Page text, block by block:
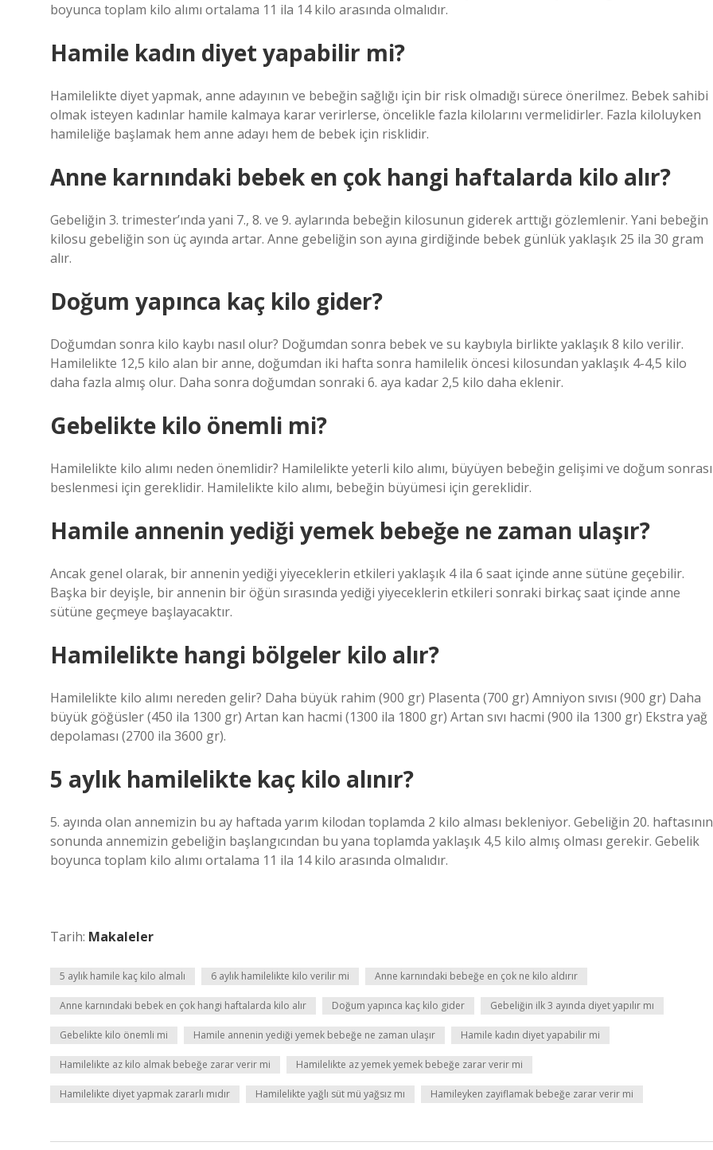
boyunca toplam kilo alımı ortalama 11 ila 14 kilo arasında olmalıdır.
Hamile kadın diyet yapabilir mi?
Hamilelikte diyet yapmak, anne adayının ve bebeğin sağlığı için bir risk olmadığı sürece önerilmez. Bebek sahibi
olmak isteyen kadınlar hamile kalmaya karar verirlerse, öncelikle fazla kilolarını vermelidirler. Fazla kiloluyken
hamileliğe başlamak hem anne adayı hem de bebek için risklidir.
Anne karnındaki bebek en çok hangi haftalarda kilo alır?
Gebeliğin 3. trimester’ında yani 7., 8. ve 9. aylarında bebeğin kilosunun giderek arttığı gözlemlenir. Yani bebeğin
kilosu gebeliğin son üç ayında artar. Anne gebeliğin son ayına girdiğinde bebek günlük yaklaşık 25 ila 30 gram
alır.
Doğum yapınca kaç kilo gider?
Doğumdan sonra kilo kaybı nasıl olur? Doğumdan sonra bebek ve su kaybıyla birlikte yaklaşık 8 kilo verilir.
Hamilelikte 12,5 kilo alan bir anne, doğumdan iki hafta sonra hamilelik öncesi kilosundan yaklaşık 4-4,5 kilo
daha fazla almış olur. Daha sonra doğumdan sonraki 6. aya kadar 2,5 kilo daha eklenir.
Gebelikte kilo önemli mi?
Hamilelikte kilo alımı neden önemlidir? Hamilelikte yeterli kilo alımı, büyüyen bebeğin gelişimi ve doğum sonrası
beslenmesi için gereklidir. Hamilelikte kilo alımı, bebeğin büyümesi için gereklidir.
Hamile annenin yediği yemek bebeğe ne zaman ulaşır?
Ancak genel olarak, bir annenin yediği yiyeceklerin etkileri yaklaşık 4 ila 6 saat içinde anne sütüne geçebilir.
Başka bir deyişle, bir annenin bir öğün sırasında yediği yiyeceklerin etkileri sonraki birkaç saat içinde anne
sütüne geçmeye başlayacaktır.
Hamilelikte hangi bölgeler kilo alır?
Hamilelikte kilo alımı nereden gelir? Daha büyük rahim (900 gr) Plasenta (700 gr) Amniyon sıvısı (900 gr) Daha
büyük göğüsler (450 ila 1300 gr) Artan kan hacmi (1300 ila 1800 gr) Artan sıvı hacmi (900 ila 1300 gr) Ekstra yağ
depolaması (2700 ila 3600 gr).
5 aylık hamilelikte kaç kilo alınır?
5. ayında olan annemizin bu ay haftada yarım kilodan toplamda 2 kilo alması bekleniyor. Gebeliğin 20. haftasının
sonunda annemizin gebeliğin başlangıcından bu yana toplamda yaklaşık 4,5 kilo almış olması gerekir. Gebelik
boyunca toplam kilo alımı ortalama 11 ila 14 kilo arasında olmalıdır.
Tarih: Makaleler
5 aylık hamile kaç kilo almalı 6 aylık hamilelikte kilo verilir mi Anne karnındaki bebeğe en çok ne kilo aldırır
Anne karnındaki bebek en çok hangi haftalarda kilo alır Doğum yapınca kaç kilo gider Gebeliğin ilk 3 ayında diyet yapılır mı
Gebelikte kilo önemli mi Hamile annenin yediği yemek bebeğe ne zaman ulaşır Hamile kadın diyet yapabilir mi
Hamilelikte az kilo almak bebeğe zarar verir mi Hamilelikte az yemek yemek bebeğe zarar verir mi
Hamilelikte diyet yapmak zararlı mıdır Hamilelikte yağlı süt mü yağsız mı Hamileyken zayiflamak bebeğe zarar verir mi